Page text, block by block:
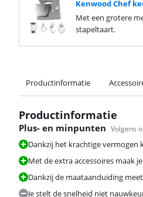
Kenwood Chef
Met een grotere
stapeltaart.
Productinformatie
Productinformatie
Plus- en minpunten Volgens
Dankzij het krachtige vermogen
Met de extra accessoires maak
Dankzij de maataanduiding
Je stelt de snelheid niet